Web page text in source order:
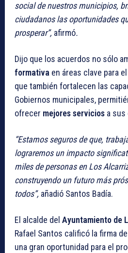
social de nuestros municipios,
ciudadanos las oportunidades
prosperar”, afirmó.
Dijo que los acuerdos no sólo
formativa en áreas clave para
que también fortalecen las
Gobiernos municipales,
ofrecer mejores servicios a sus
“Estamos seguros de que,
lograremos un impacto
miles de personas en Los
construyendo un futuro más
todos”, añadió Santos Badía.
El alcalde del Ayuntamiento de
Rafael Santos calificó la firma
una gran oportunidad para el